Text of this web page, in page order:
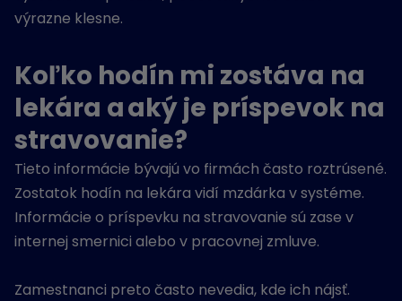
výrazne klesne.
Koľko hodín mi zostáva na
lekára a aký je príspevok na
stravovanie?
Tieto informácie bývajú vo firmách často roztrúsené.
Zostatok hodín na lekára vidí mzdárka v systéme.
Informácie o príspevku na stravovanie sú zase v
internej smernici alebo v pracovnej zmluve.
Zamestnanci preto často nevedia, kde ich nájsť.